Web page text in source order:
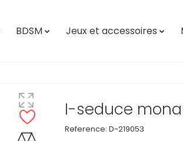
BDSM Jeux et accessoires 
I-seduce
Reference: D-219053